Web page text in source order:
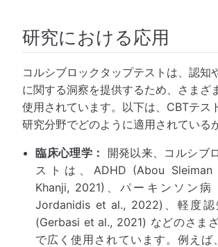
研究における応用
コルシブロックタップテストは、認知
に関する洞察を提供するため、さまざ
使用されています。以下は、CBTテス
研究分野でどのように適用されている
臨床心理学：
開発以来、コルシブ
ストは、ADHD (Abou Sleiman
Khanji, 2021)、パーキンソン病
Jordanidis et al., 2022)、軽度
(Gerbasi et al., 2021) などのさま
で広く使用されています。例えば